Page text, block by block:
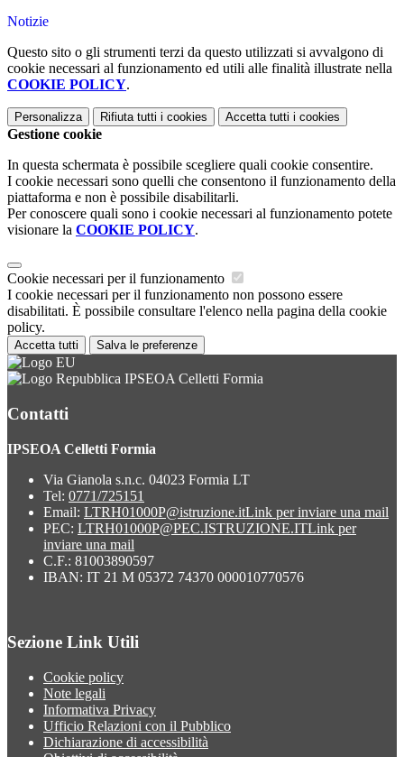
Notizie
Questo sito o gli strumenti terzi da questo utilizzati si avvalgono di
cookie necessari al funzionamento ed utili alle finalità illustrate nella
COOKIE POLICY.
Personalizza Rifiuta tutti i cookies Accetta tutti i cookies
Gestione cookie
In questa schermata è possibile scegliere quali cookie consentire.
I cookie necessari sono quelli che consentono il funzionamento della
piattaforma e non è possibile disabilitarli.
Per conoscere quali sono i cookie necessari al funzionamento potete
visionare la COOKIE POLICY.
Cookie necessari per il funzionamento
I cookie necessari per il funzionamento non possono essere
disabilitati. È possibile consultare l'elenco nella pagina della cookie
policy.
Accetta tutti Salva le preferenze
IPSEOA Celletti Formia
Contatti
IPSEOA Celletti Formia
Via Gianola s.n.c. 04023 Formia LT
Tel: 0771/725151
Email: LTRH01000P@istruzione.itLink per inviare una mail
PEC: LTRH01000P@PEC.ISTRUZIONE.ITLink per
inviare una mail
C.F.: 81003890597
IBAN: IT 21 M 05372 74370 000010770576
Sezione Link Utili
Cookie policy
Note legali
Informativa Privacy
Ufficio Relazioni con il Pubblico
Dichiarazione di accessibilità